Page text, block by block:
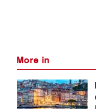
More in